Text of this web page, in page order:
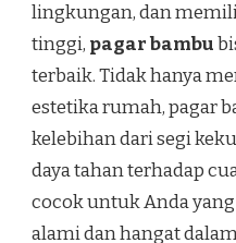
lingkungan, dan
tinggi, pagar bambu
terbaik. Tidak hanya
estetika rumah, pagar
kelebihan dari segi
daya tahan terhadap
cocok untuk Anda
alami dan hangat